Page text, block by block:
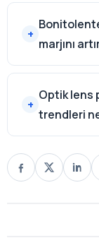
marjını
Optik lens
trendleri